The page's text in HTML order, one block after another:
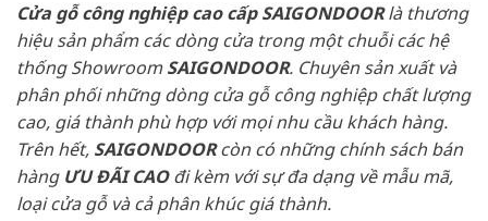
Cửa gỗ công nghiệp cao cấp SAIGONDOORlà thương
hiệu sản phẩm các dòng cửa trong một chuỗi các hệ
thống ShowroomSAIGONDOOR. Chuyên sản xuất và
phân phối những dòng cửa gỗ công nghiệp chất lượng
cao, giá thành phù hợp với mọi nhu cầu khách hàng.
Trên hết, SAIGONDOORcòn có những chính sách bán
hàng ƯU ĐÃI CAOđi kèm với sự đa dạng về mẫu mã,
loại cửa gỗ và cả phân khúc giá thành.